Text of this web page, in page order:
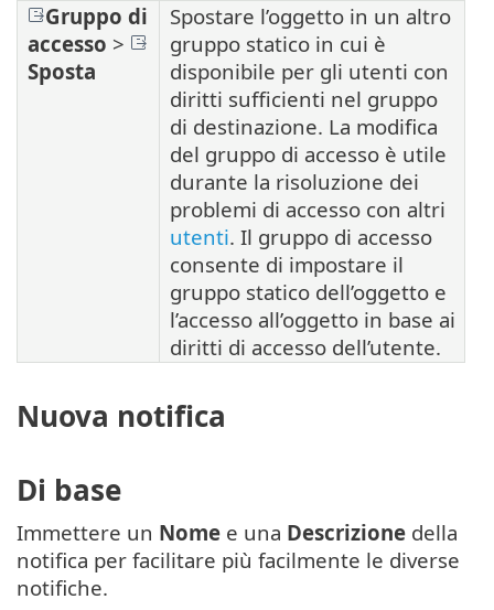
Gruppo di
accesso >
Sposta
Spostare l’oggetto in un altro
gruppo statico in cui è
disponibile per gli utenti con
diritti sufficienti nel gruppo
di destinazione. La modifica
del gruppo di accesso è utile
durante la risoluzione dei
problemi di accesso con altri
utenti. Il gruppo di accesso
consente di impostare il
gruppo statico dell’oggetto e
l’accesso all’oggetto in base ai
diritti di accesso dell’utente.
Nuova notifica
Di base
Immettere un Nome e una Descrizione della
notifica per facilitare più facilmente le diverse
notifiche.